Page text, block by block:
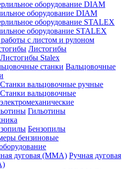
оборудование DIAM
оборудование STALEX
с листом и рулоном
Листогибы
Листогибы Stalex
Вальцовочные
Станки вальцовочные ручные
Станки вальцовочные
электромеханические
Гильотины
Бензопилы
бензиновые
Ручная дуговая